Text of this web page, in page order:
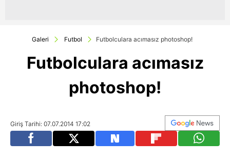
Galeri Futbol Futbolculara acımasız photoshop!
Futbolculara acımasız
photoshop!
Giriş Tarihi: 07.07.2014 17:02